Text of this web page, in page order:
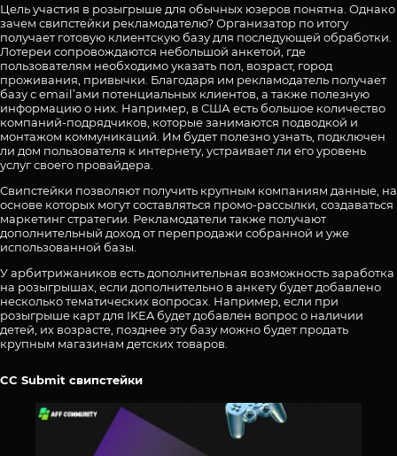
Цель участия в розыгрыше для обычных юзеров понятна. Однако
зачем свипстейки рекламодателю? Организатор по итогу
получает готовую клиентскую базу для последующей обработки.
Лотереи сопровождаются небольшой анкетой, где
пользователям необходимо указать пол, возраст, город
проживания, привычки. Благодаря им рекламодатель получает
базу с email’ами потенциальных клиентов, а также полезную
информацию о них. Например, в США есть большое количество
компаний-подрядчиков, которые занимаются подводкой и
монтажом коммуникаций. Им будет полезно узнать, подключен
ли дом пользователя к интернету, устраивает ли его уровень
услуг своего провайдера.
Свипстейки позволяют получить крупным компаниям данные, на
основе которых могут составляться промо-рассылки, создаваться
маркетинг стратегии. Рекламодатели также получают
дополнительный доход от перепродажи собранной и уже
использованной базы.
У арбитрижаников есть дополнительная возможность заработка
на розыгрышах, если дополнительно в анкету будет добавлено
несколько тематических вопросах. Например, если при
розыгрыше карт для IKEA будет добавлен вопрос о наличии
детей, их возрасте, позднее эту базу можно будет продать
крупным магазинам детских товаров.
CC Submit свипстейки